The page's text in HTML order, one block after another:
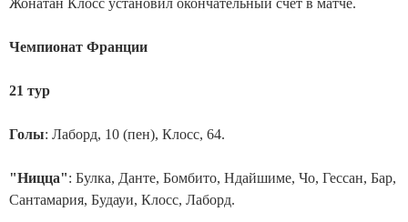
Чемпионат Франции
21 тур
Голы: Лаборд, 10 (пен), Клосс, 64.
"Ницца": Булка, Данте, Бомбито, Ндайшиме, Чо, Гессан, Бар,
Сантамария, Будауи, Клосс, Лаборд.